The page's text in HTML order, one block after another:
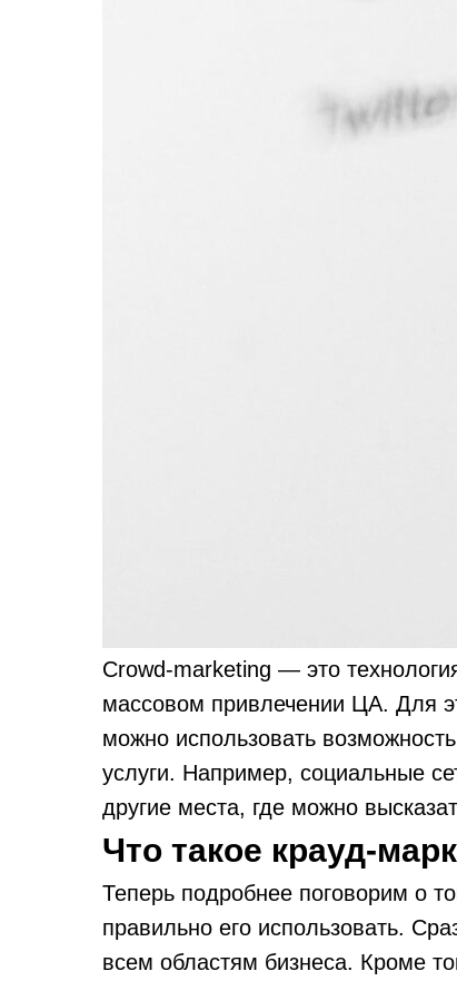
Crowd-marketing — это
массовом привлечении ЦА. Для
можно использовать
услуги. Например, социальные
другие места, где можно
Что такое крауд-
Теперь подробнее поговорим о
правильно его использовать.
всем областям бизнеса. Кроме